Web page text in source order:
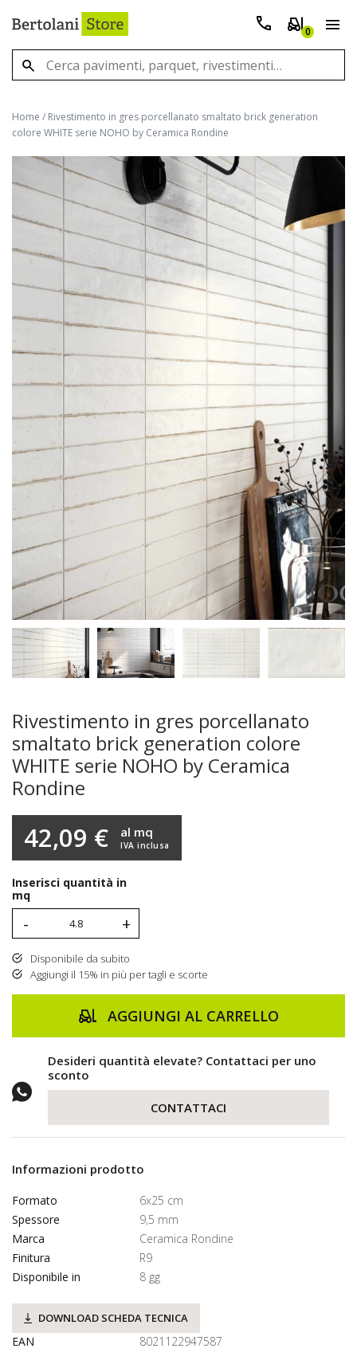
0
Home / Rivestimento in gres porcellanato smaltato brick generation
colore WHITE serie NOHO by Ceramica Rondine
Rivestimento in gres porcellanato
smaltato brick generation colore
WHITE serie NOHO by Ceramica
Rondine
42,09 € IVA inclusa
al mq
Inserisci quantità in
mq
- +
Disponibile da subito
Aggiungi il 15% in più per tagli e scorte
AGGIUNGI AL CARRELLO
Desideri quantità elevate? Contattaci per uno
sconto
CONTATTACI
Informazioni prodotto
Formato
6x25 cm
Spessore
9,5 mm
Marca
Ceramica Rondine
Finitura
R9
Disponibile in
8 gg
DOWNLOAD SCHEDA TECNICA
EAN 8021122947587